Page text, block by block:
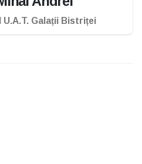
Galații Bistriței